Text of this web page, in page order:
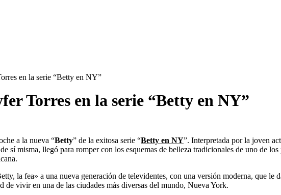
en la serie “Betty en NY”
Torres en la serie “Betty en NY”
a la nueva “Betty” de la exitosa serie “Betty en NY”. Interpretada por la joven
sí misma, llegó para romper con los esquemas de belleza tradicionales de uno de
la fea» a una nueva generación de televidentes, con una versión moderna, que le
de vivir en una de las ciudades más diversas del mundo, Nueva York.